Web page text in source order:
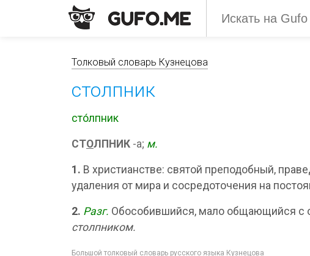
Толковый словарь Кузнецова
столпник
сто́лпник
СТОЛПНИК -а; м.
1. В христианстве: святой преподобный,
удаления от мира и сосредоточения на
2. Разг. Обособившийся, мало общающийся с
столпником.
Большой толковый словарь русского языка Кузнецова